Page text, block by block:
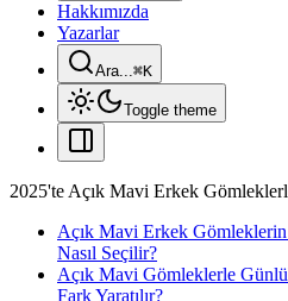
Hakkımızda
Yazarlar
Ara...⌘K
Toggle theme
2025'te Açık Mavi Erkek
Açık Mavi Erkek
Nasıl Seçilir?
Açık Mavi Gömleklerle
Fark Yaratılır?